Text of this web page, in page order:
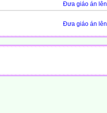
Đưa giáo án lên
Đưa giáo án lên